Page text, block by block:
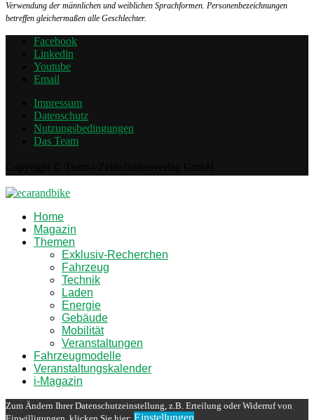
Verwendung der männlichen und weiblichen Sprachformen. Personenbezeichnungen
betreffen gleichermaßen alle Geschlechter.
Facebook
Linkedin
Youtube
Email
Impressum
Datenschutz
Nutzungsbedingungen
Das Team
Home
Magazin
Themen
Exklusiv-Recherchen
Fahrzeug
Technik
Laden
Energie
Gebäude
Mobilität
Veranstaltungen
Fahrzeugmodelle
Veranstaltungskalender
i-Magazin
Zum Ändern Ihrer Datenschutzeinstellung, z.B. Erteilung oder Widerruf von